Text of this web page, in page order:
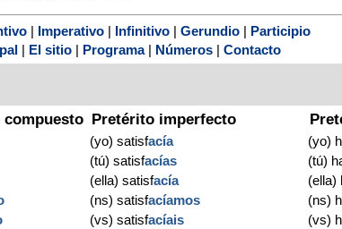
Imperativo Infinitivo Gerundio
Participio
El sitio Programa| Números Contacto
compuesto Pretérito imperfecto
(yo) satisfacía
(tú) satisfacías
(ella) satisfacía
(ns) satisfacíamos
(vs) satisfacíais
(yo)
(tú)
(ella)
(ns)
(vs)